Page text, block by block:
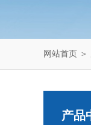
网站首页 ＞
产品